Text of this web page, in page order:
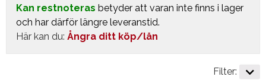
Kan restnoteras betyder att varan inte finns i lager
och har därför längre leveranstid.
Här kan du: Ångra ditt köp/lån
Filter: